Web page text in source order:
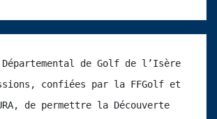
confiées par la FFGolf et
de permettre la Découverte